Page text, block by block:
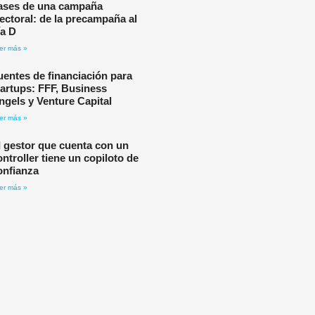
de una campaña
de la precampaña al
D
más »
de financiación para
FFF, Business
y Venture Capital
más »
gestor que cuenta con un
tiene un copiloto de
más »